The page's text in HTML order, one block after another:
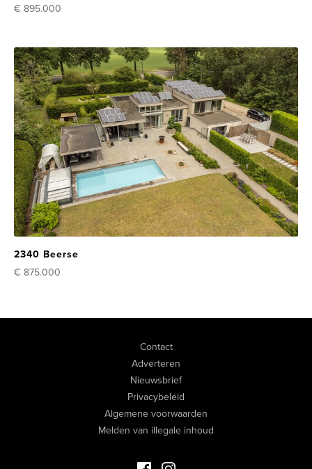
€ 895.000
2340 Beerse
€ 875.000
Contact
Adverteren
Nieuwsbrief
Privacybeleid
Algemene voorwaarden
Melden van illegale inhoud